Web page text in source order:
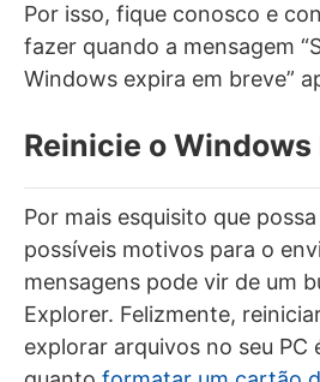
Por isso, fique conosco e
fazer quando a mensagem
Windows expira em breve”
Reinicie o Windows
Por mais esquisito que
possíveis motivos para o
mensagens pode vir de um
Explorer. Felizmente,
explorar arquivos no seu PC